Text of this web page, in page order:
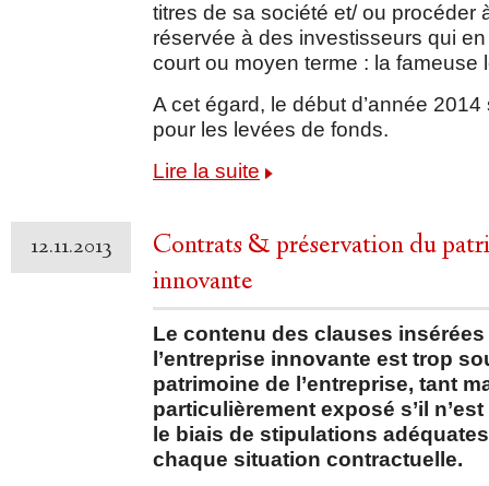
titres de sa société et/ ou procéder
réservée à des investisseurs qui
court ou moyen terme : la fameuse
A cet égard, le début d’année
pour les levées de fonds.
Lire la suite
12.11.2013
Contrats & préservation du
innovante
Le contenu des clauses
l’entreprise innovante est trop
patrimoine de l’entreprise, tant
particulièrement exposé s’il
le biais de stipulations
chaque situation contractuelle.